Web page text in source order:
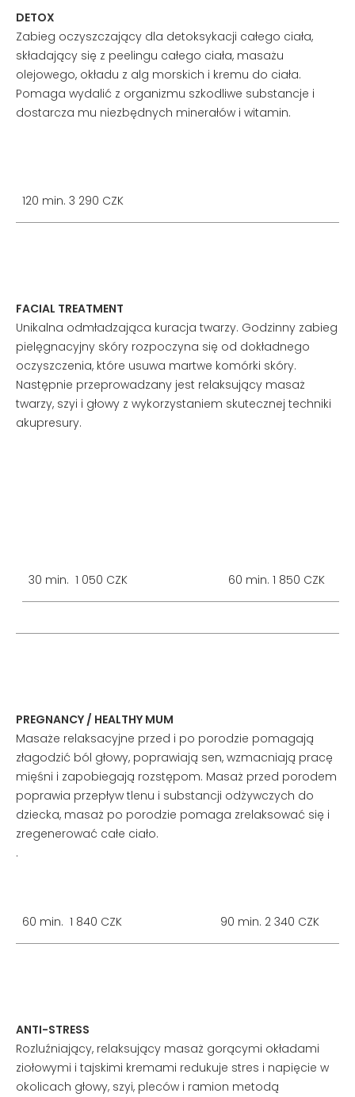
DETOX
Zabieg oczyszczający dla detoksykacji całego ciała,
składający się z peelingu całego ciała, masażu
olejowego, okładu z alg morskich i kremu do ciała.
Pomaga wydalić z organizmu szkodliwe substancje i
dostarcza mu niezbędnych minerałów i witamin.
120 min. 3 290 CZK
FACIAL TREATMENT
Unikalna odmładzająca kuracja twarzy. Godzinny zabieg
pielęgnacyjny skóry rozpoczyna się od dokładnego
oczyszczenia, które usuwa martwe komórki skóry.
Następnie przeprowadzany jest relaksujący masaż
twarzy, szyi i głowy z wykorzystaniem skutecznej techniki
akupresury.
30 min. 1 050 CZK 60 min. 1 850 CZK
PREGNANCY / HEALTHY MUM
Masaże relaksacyjne przed i po porodzie pomagają
złagodzić ból głowy, poprawiają sen, wzmacniają pracę
mięśni i zapobiegają rozstępom. Masaż przed porodem
poprawia przepływ tlenu i substancji odżywczych do
dziecka, masaż po porodzie pomaga zrelaksować się i
zregenerować całe ciało.
.
60 min. 1 840 CZK 90 min. 2 340 CZK
ANTI-STRESS
Rozluźniający, relaksujący masaż gorącymi okładami
ziołowymi i tajskimi kremami redukuje stres i napięcie w
okolicach głowy, szyi, pleców i ramion metodą